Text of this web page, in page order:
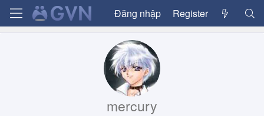
Đăng nhập Register
mercury